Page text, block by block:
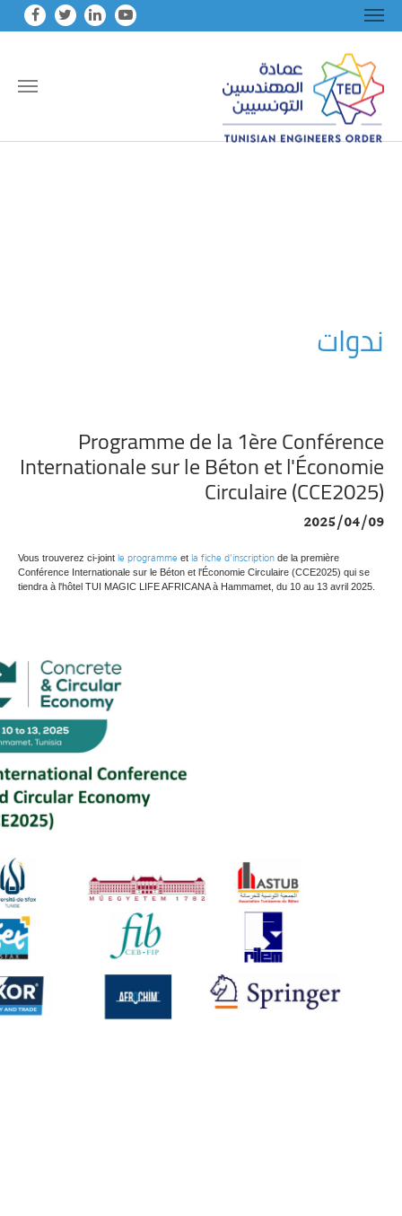
ندوات
Programme de la 1ère Conférence
Internationale sur le Béton et l'Économie
Circulaire (CCE2025)
2025/04/09
Vous trouverez ci-joint le programme et la fiche d'inscription de la première
Conférence Internationale sur le Béton et l'Économie Circulaire (CCE2025) qui se
tiendra à l'hôtel TUI MAGIC LIFE AFRICANA à Hammamet, du 10 au 13 avril 2025.